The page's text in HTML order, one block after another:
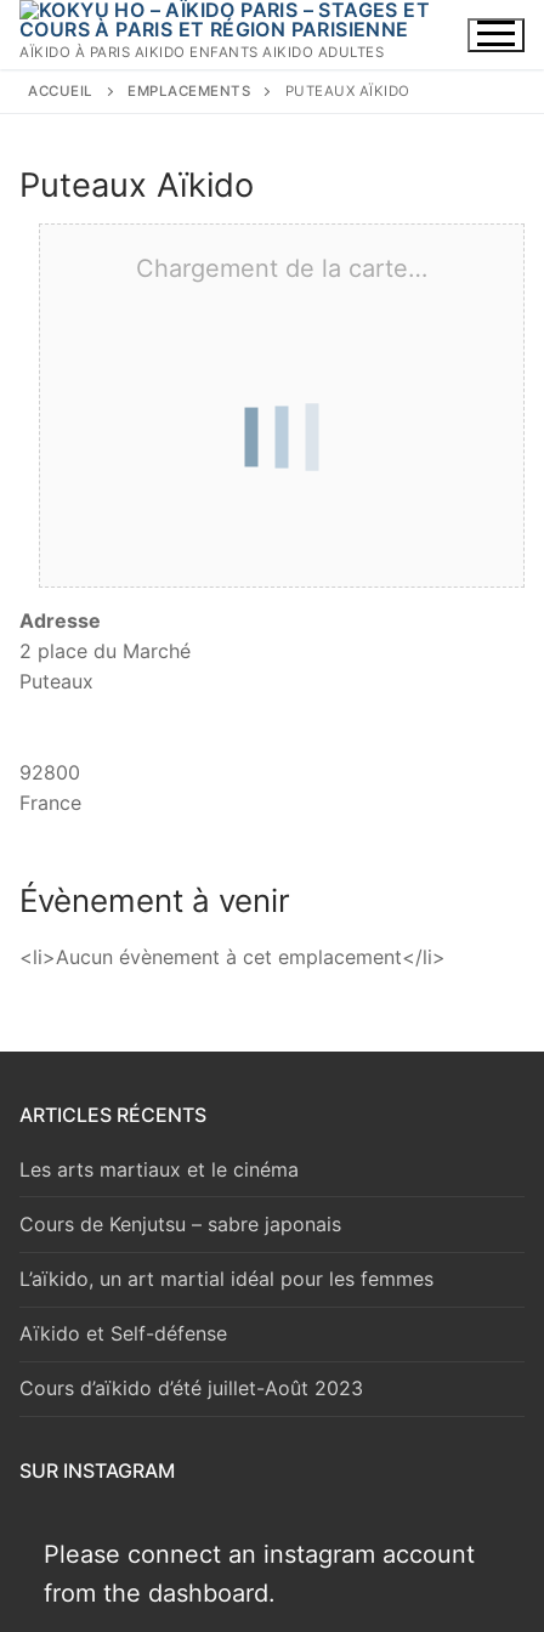
Aller
AÏKIDO À PARIS AIKIDO ENFANTS AIKIDO ADULTES
ACCUEIL EMPLACEMENTS PUTEAUX AÏKIDO
Puteaux Aïkido
Chargement de la carte…
Adresse
2 place du Marché
Puteaux
92800
France
Évènement à venir
<li>Aucun évènement à cet emplacement</li>
ARTICLES RÉCENTS
Les arts martiaux et le cinéma
Cours de Kenjutsu – sabre japonais
L’aïkido, un art martial idéal pour les femmes
Aïkido et Self-défense
Cours d’aïkido d’été juillet-Août 2023
SUR INSTAGRAM
Please connect an instagram account
from the dashboard.